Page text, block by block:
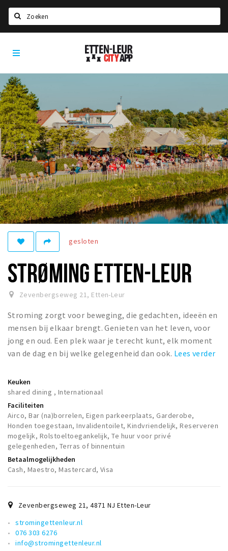
Home
Agenda
Deals
Party pics
Nieuws, interviews & blogs
Eten
Drinken
Slapen
Recreatief
Winkels
Winkelgebieden
Bezienswaardigheden
Musea, theaters & podia
Uitjes & activiteiten
Toeristische routes
Natuurgebieden
Sport
Andere City Apps
Inloggen
Etten-
Leur
gesloten
STRØMING ETTEN-LEUR
Zevenbergseweg 21, Etten-Leur
Stroming zorgt voor beweging, die gedachten, ideeën en
mensen bij elkaar brengt. Genieten van het leven, voor
jong en oud. Een plek waar je terecht kunt, elk moment
van de dag en bij welke gelegenheid dan ook. Lees verder
Keuken
shared dining , Internationaal
Faciliteiten
Airco, Bar (na)borrelen, Eigen parkeerplaats, Garderobe,
Honden toegestaan, Invalidentoilet, Kindvriendelijk, Reserveren
mogelijk, Rolstoeltoegankelijk, Te huur voor privé
gelegenheden, Terras of binnentuin
Betaalmogelijkheden
Cash, Maestro, Mastercard, Visa
Zevenbergseweg 21,4871 NJ Etten-Leur
stromingettenleur.nl
076 303 6276
info@stromingettenleur.nl